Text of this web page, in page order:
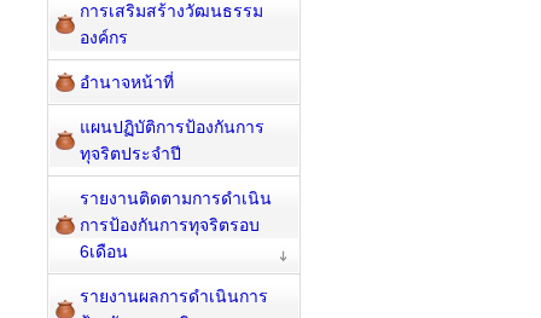
การเสริมสร้างวัฒนธรรม
องค์กร
อำนาจหน้าที่
แผนปฏิบัติการป้องกันการ
ทุจริตประจำปี
รายงานติดตามการดำเนิน
การป้องกันการทุจริตรอบ
6เดือน
รายงานผลการดำเนินการ